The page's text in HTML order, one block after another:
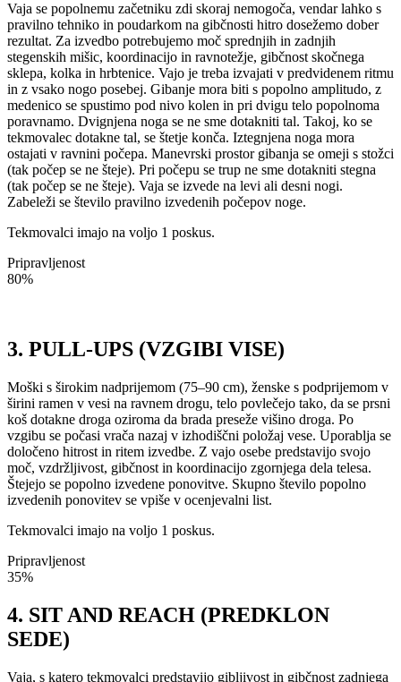
Vaja se popolnemu začetniku zdi skoraj nemogoča, vendar lahko s
pravilno tehniko in poudarkom na gibčnosti hitro dosežemo dober
rezultat. Za izvedbo potrebujemo moč sprednjih in zadnjih
stegenskih mišic, koordinacijo in ravnotežje, gibčnost skočnega
sklepa, kolka in hrbtenice. Vajo je treba izvajati v predvidenem ritmu
in z vsako nogo posebej. Gibanje mora biti s popolno amplitudo, z
medenico se spustimo pod nivo kolen in pri dvigu telo popolnoma
poravnamo. Dvignjena noga se ne sme dotakniti tal. Takoj, ko se
tekmovalec dotakne tal, se štetje konča. Iztegnjena noga mora
ostajati v ravnini počepa. Manevrski prostor gibanja se omeji s stožci
(tak počep se ne šteje). Pri počepu se trup ne sme dotakniti stegna
(tak počep se ne šteje). Vaja se izvede na levi ali desni nogi.
Zabeleži se število pravilno izvedenih počepov noge.
Tekmovalci imajo na voljo 1 poskus.
Pripravljenost
80%
3. PULL-UPS (VZGIBI VISE)
Moški s širokim nadprijemom (75–90 cm), ženske s podprijemom v
širini ramen v vesi na ravnem drogu, telo povlečejo tako, da se prsni
koš dotakne droga oziroma da brada preseže višino droga. Po
vzgibu se počasi vrača nazaj v izhodiščni položaj vese. Uporablja se
določeno hitrost in ritem izvedbe. Z vajo osebe predstavijo svojo
moč, vzdržljivost, gibčnost in koordinacijo zgornjega dela telesa.
Štejejo se popolno izvedene ponovitve. Skupno število popolno
izvedenih ponovitev se vpiše v ocenjevalni list.
Tekmovalci imajo na voljo 1 poskus.
Pripravljenost
35%
4. SIT AND REACH (PREDKLON
SEDE)
Vaja, s katero tekmovalci predstavijo gibljivost in gibčnost zadnjega